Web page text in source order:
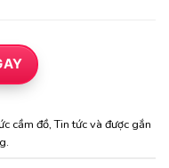
cầm đồ,Tin tứcvà được gắn
.